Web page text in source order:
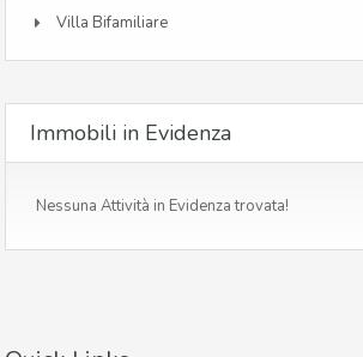
Villa Bifamiliare
Immobili in Evidenza
Nessuna Attività in Evidenza trovata!